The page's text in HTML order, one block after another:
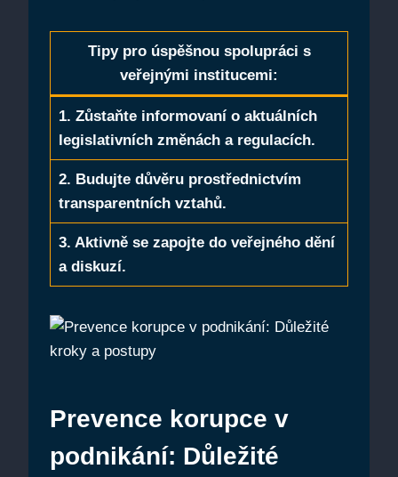
Tipy pro úspěšnou spolupráci s
veřejnými institucemi:
1. Zůstaňte informovaní o aktuálních
legislativních změnách a regulacích.
2. Budujte důvěru prostřednictvím
transparentních vztahů.
3. Aktivně se zapojte do veřejného dění
a diskuzí.
Prevence korupce v
podnikání: Důležité